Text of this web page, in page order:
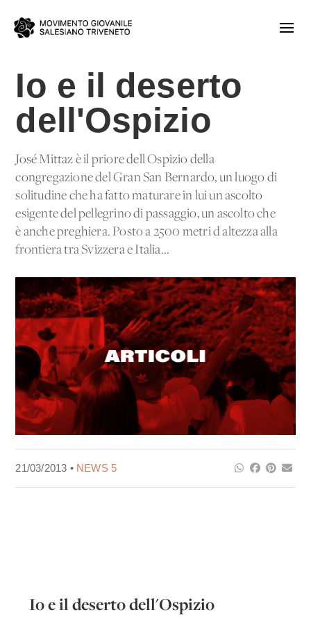
Io e il deserto
dell'Ospizio
José Mittaz è il priore dell'Ospizio della
congregazione del Gran San Bernardo, un luogo di
solitudine che ha fatto maturare in lui un ascolto
esigente del pellegrino di passaggio, un ascolto che
è anche preghiera. Posto a 2500 metri d'altezza alla
frontiera tra Svizzera e Italia...
21/03/2013 • NEWS 5
Io e il deserto dell'Ospizio